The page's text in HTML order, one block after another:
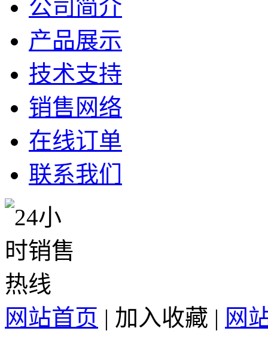
公司简介
产品展示
技术支持
销售网络
在线订单
联系我们
网站首页 | 加入收藏 | 网